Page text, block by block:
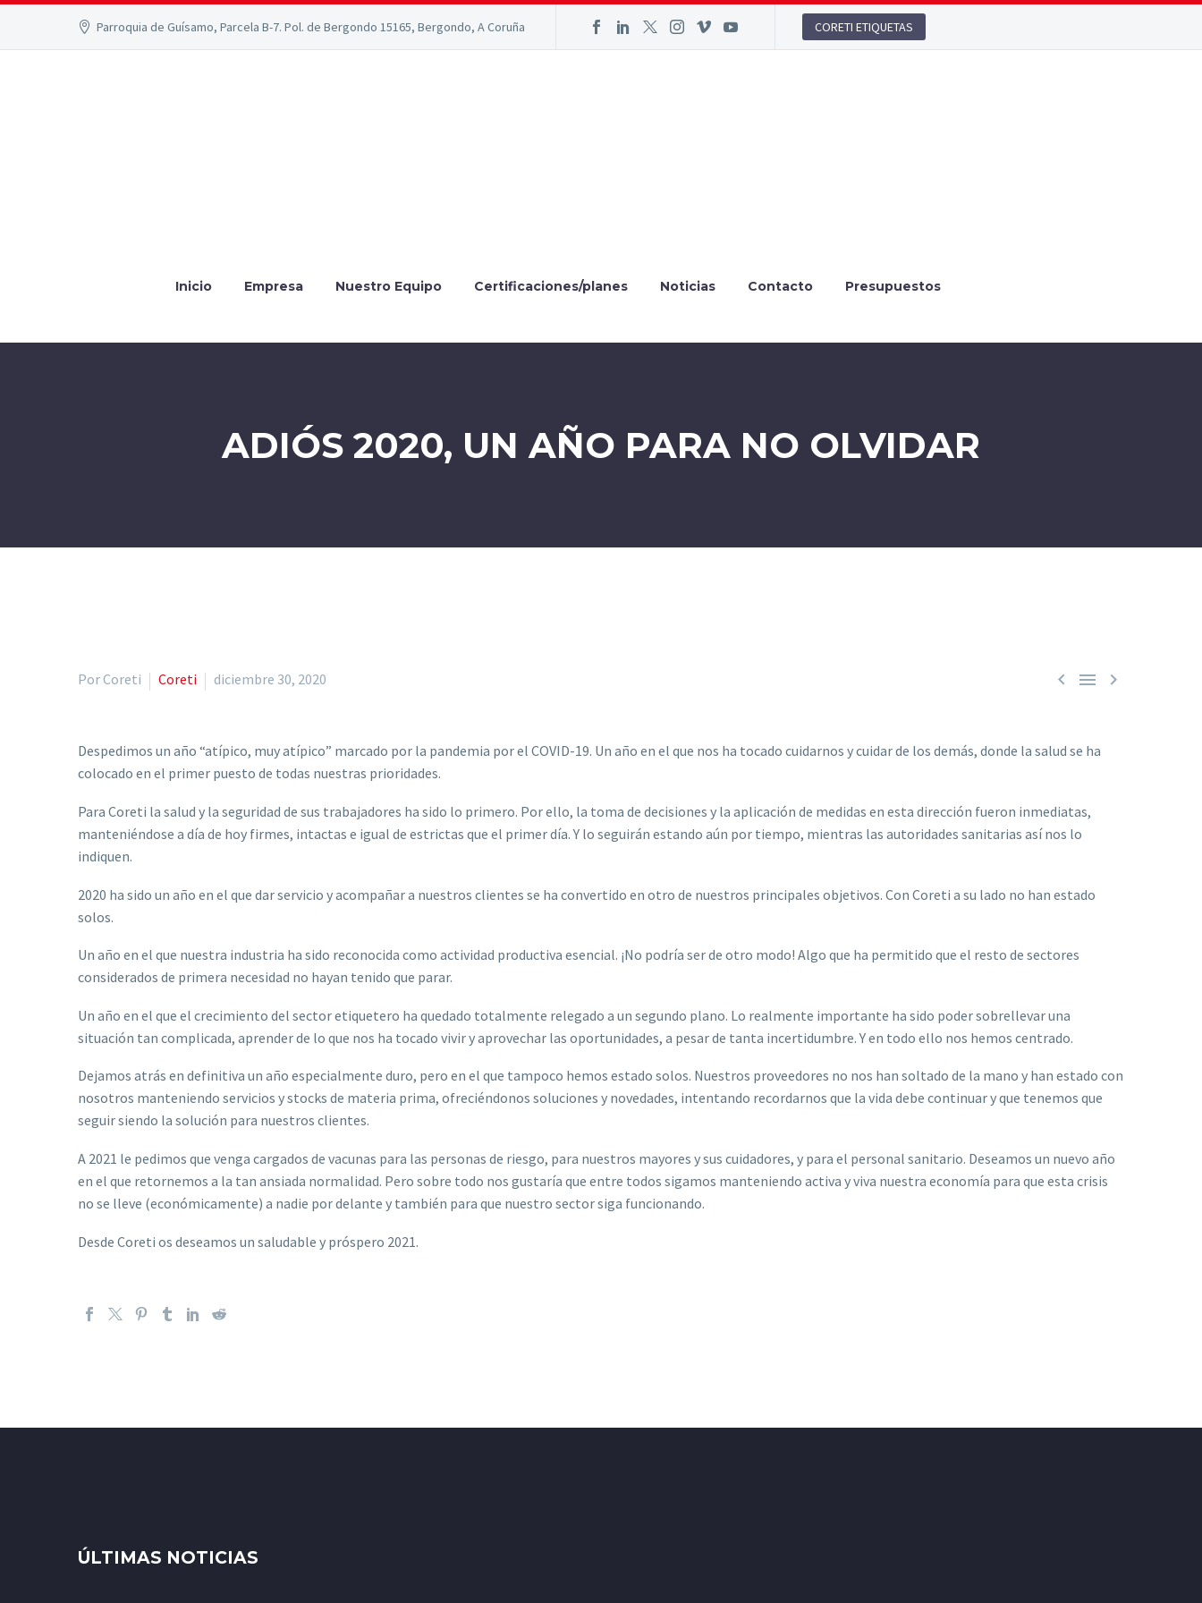
Parroquia de Guísamo, Parcela B-7. Pol. de Bergondo 15165, Bergondo, A Coruña CORETI ETIQUETAS
Inicio Empresa Nuestro Equipo Certificaciones/planes Noticias Contacto Presupuestos
ADIÓS 2020, UN AÑO PARA NO OLVIDAR
  
Por Coreti Coreti diciembre 30, 2020
Despedimos un año “atípico, muy atípico” marcado por la pandemia por el COVID-19. Un año en el que nos ha tocado cuidarnos y cuidar de los demás, donde la salud se ha
colocado en el primer puesto de todas nuestras prioridades.
Para Coreti la salud y la seguridad de sus trabajadores ha sido lo primero. Por ello, la toma de decisiones y la aplicación de medidas en esta dirección fueron inmediatas,
manteniéndose a día de hoy firmes, intactas e igual de estrictas que el primer día. Y lo seguirán estando aún por tiempo, mientras las autoridades sanitarias así nos lo
indiquen.
2020 ha sido un año en el que dar servicio y acompañar a nuestros clientes se ha convertido en otro de nuestros principales objetivos. Con Coreti a su lado no han estado
solos.
Un año en el que nuestra industria ha sido reconocida como actividad productiva esencial. ¡No podría ser de otro modo! Algo que ha permitido que el resto de sectores
considerados de primera necesidad no hayan tenido que parar.
Un año en el que el crecimiento del sector etiquetero ha quedado totalmente relegado a un segundo plano. Lo realmente importante ha sido poder sobrellevar una
situación tan complicada, aprender de lo que nos ha tocado vivir y aprovechar las oportunidades, a pesar de tanta incertidumbre. Y en todo ello nos hemos centrado.
Dejamos atrás en definitiva un año especialmente duro, pero en el que tampoco hemos estado solos. Nuestros proveedores no nos han soltado de la mano y han estado con
nosotros manteniendo servicios y stocks de materia prima, ofreciéndonos soluciones y novedades, intentando recordarnos que la vida debe continuar y que tenemos que
seguir siendo la solución para nuestros clientes.
A 2021 le pedimos que venga cargados de vacunas para las personas de riesgo, para nuestros mayores y sus cuidadores, y para el personal sanitario. Deseamos un nuevo año
en el que retornemos a la tan ansiada normalidad. Pero sobre todo nos gustaría que entre todos sigamos manteniendo activa y viva nuestra economía para que esta crisis
no se lleve (económicamente) a nadie por delante y también para que nuestro sector siga funcionando.
Desde Coreti os deseamos un saludable y próspero 2021.
ÚLTIMAS NOTICIAS